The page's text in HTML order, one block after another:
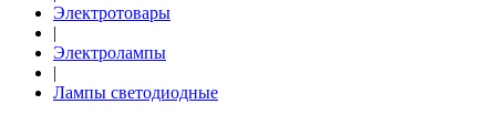
Электротовары
|
Электролампы
|
Лампы светодиодные